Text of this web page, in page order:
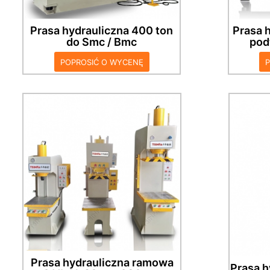
Prasa hydrauliczna 400 ton
do Smc / Bmc
POPROSIĆ O WYCENĘ
Prasa
630 ton C, znana również jako
prasa hydrauliczna typu
szczelinowego, okrągła głowica
dociskowa, kwadratowa głowica
dociskowa, kwadratowa głowica
dociskowa ma prowadnicę
kolumny prowadzącej. Otwarta z
trzech stron, duża przestrzeń
robocza, odpowiednia do
prostowania, mocowanie
dociskowe łożysk. Można go
łączyć z automatycznymi
urządzeniami, wydajnym
Prasa hydrauliczna ramowa
-
duża